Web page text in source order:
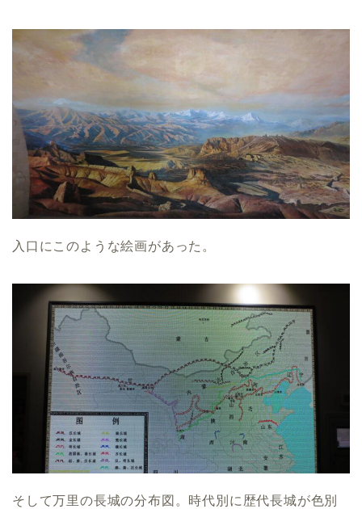
入口にこのような絵画があった。
そして万里の長城の分布図。時代別に歴代長城が色別